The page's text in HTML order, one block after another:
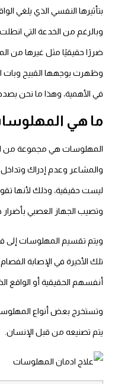
بتأثيرها النفسي الذي يلغي
وبالرغم من الخدعة التي
ضررًا حقيقيًا مثل غيرها من
وظهرت بوجهها القبيح وبات
في الأهمية، وهذا ما نحن
ما هي
المهلوسات هي مجموعة من
والمشاعر وعدم إدراك
ليست حقيقية، وذلك لأنها تقوم
وتصيب الجهاز العصبي
ويتم تقسيم المهلوسات إلى
تلك الأخيرة في الإصابة
أنفسهم الحقيقية أو الواقع
وتستخرج بعض أنواع
يتم تصنيعه من قبل الإنسان.